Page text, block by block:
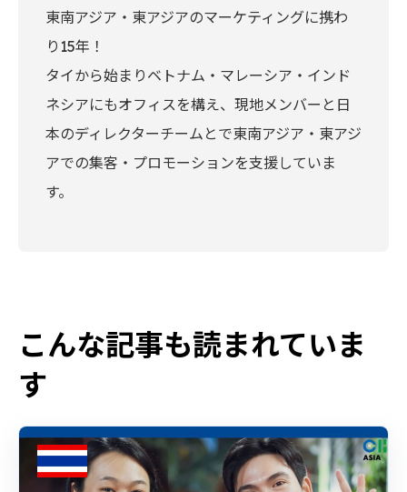
東南アジア・東アジアのマーケティングに携わ
り15年！
タイから始まりベトナム・マレーシア・インド
ネシアにもオフィスを構え、現地メンバーと日
本のディレクターチームとで東南アジア・東アジ
アでの集客・プロモーションを支援していま
す。
こんな記事も読まれていま
す